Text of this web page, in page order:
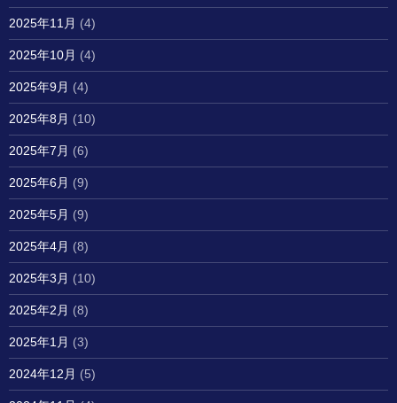
2025年11月 (4)
2025年10月 (4)
2025年9月 (4)
2025年8月 (10)
2025年7月 (6)
2025年6月 (9)
2025年5月 (9)
2025年4月 (8)
2025年3月 (10)
2025年2月 (8)
2025年1月 (3)
2024年12月 (5)